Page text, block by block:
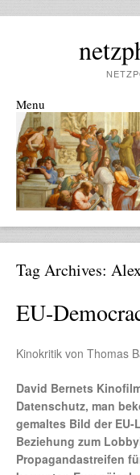
Menu
Skip to content
Tag Archives:
EU-
Kinokritik von Thomas
David Bernets
Datenschutz, man
gemaltes Bild der
Beziehung zum
Propagandastreifen